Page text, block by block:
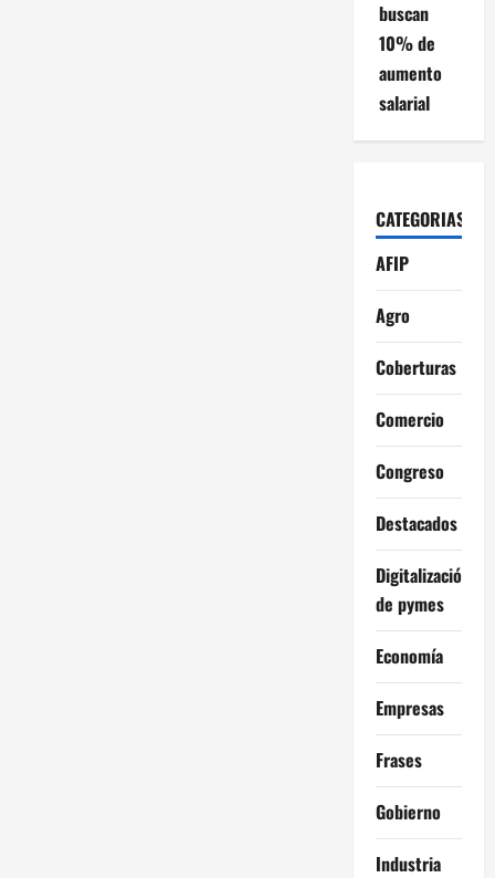
buscan
10% de
aumento
salarial
CATEGORIAS
AFIP
Agro
Coberturas
Comercio
Congreso
Destacados
Digitalización
de pymes
Economía
Empresas
Frases
Gobierno
Industria